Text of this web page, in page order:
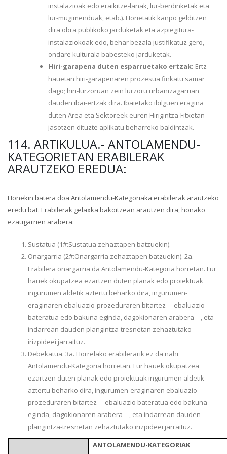
instalazioak edo eraikitze-lanak, lur-berdinketak eta
lur-mugimenduak, etab.). Horietatik kanpo gelditzen
dira obra publikoko jarduketak eta azpiegitura-
instalaziokoak edo, behar bezala justifikatuz gero,
ondare kulturala babesteko jarduketak.
Hiri-garapena duten esparruetako ertzak: Ertz
hauetan hiri-garapenaren prozesua finkatu samar
dago; hiri-lurzoruan zein lurzoru urbanizagarrian
dauden ibai-ertzak dira. Ibaietako ibilguen eragina
duten Area eta Sektoreek euren Hirigintza-Fitxetan
jasotzen dituzte aplikatu beharreko baldintzak.
114. ARTIKULUA.- ANTOLAMENDU-
KATEGORIETAN ERABILERAK
ARAUTZEKO EREDUA:
Honekin batera doa Antolamendu-Kategoriaka erabilerak arautzeko
eredu bat. Erabilerak gelaxka bakoitzean arautzen dira, honako
ezaugarrien arabera:
Sustatua (1#:Sustatua zehaztapen batzuekin).
Onargarria (2#:Onargarria zehaztapen batzuekin). 2a.
Erabilera onargarria da Antolamendu-Kategoria horretan. Lur
hauek okupatzea ezartzen duten planak edo proiektuak
ingurumen aldetik aztertu beharko dira, ingurumen-
eraginaren ebaluazio-prozeduraren bitartez —ebaluazio
bateratua edo bakuna eginda, dagokionaren arabera—, eta
indarrean dauden plangintza-tresnetan zehaztutako
irizpideei jarraituz.
Debekatua. 3a. Horrelako erabilerarik ez da nahi
Antolamendu-Kategoria horretan. Lur hauek okupatzea
ezartzen duten planak edo proiektuak ingurumen aldetik
aztertu beharko dira, ingurumen-eraginaren ebaluazio-
prozeduraren bitartez —ebaluazio bateratua edo bakuna
eginda, dagokionaren arabera—, eta indarrean dauden
plangintza-tresnetan zehaztutako irizpideei jarraituz.
ANTOLAMENDU-KATEGORIAK